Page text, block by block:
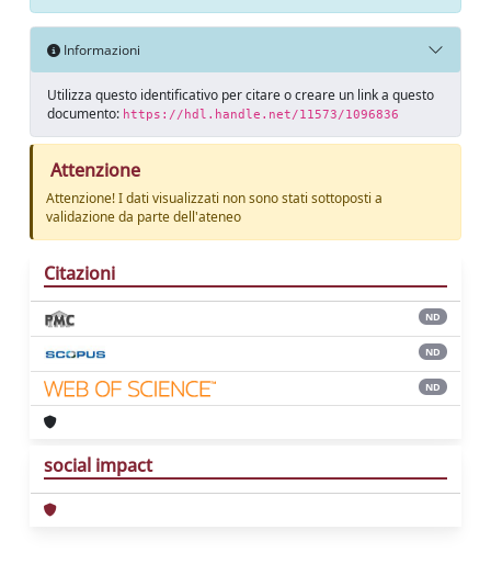
Informazioni
Utilizza questo identificativo per citare o creare un link a questo
documento: https://hdl.handle.net/11573/1096836
Attenzione
Attenzione! I dati visualizzati non sono stati sottoposti a
validazione da parte dell'ateneo
Citazioni
ND
ND
ND
social impact